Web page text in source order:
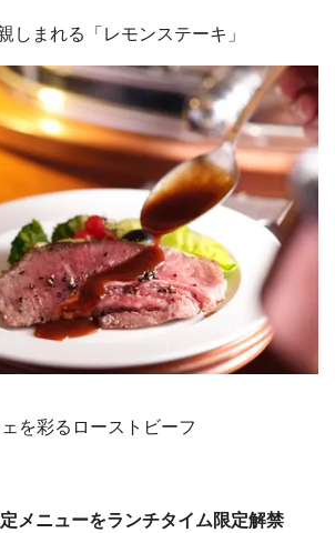
しまれる「レモンステーキ」
を彩るローストビーフ
メニューをランチタイム限定解禁